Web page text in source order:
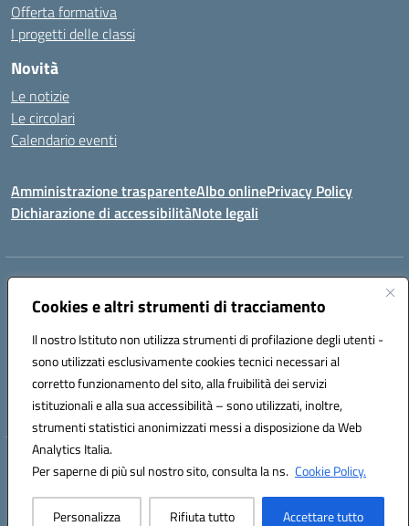
Cookies e altri strumenti di tracciamento
Il nostro Istituto non utilizza strumenti di profilazione degli utenti -
sono utilizzati esclusivamente cookies tecnici necessari al
corretto funzionamento del sito, alla fruibilità dei servizi
istituzionali e alla sua accessibilità – sono utilizzati, inoltre,
strumenti statistici anonimizzati messi a disposizione da Web
Analytics Italia.
Per saperne di più sul nostro sito, consulta la ns. Cookie Policy.
Personalizza Rifiuta tutto Accettare tutto
Offerta formativa
I progetti delle classi
Novità
Le notizie
Le circolari
Calendario eventi
Amministrazione trasparenteAlbo onlinePrivacy Policy
Dichiarazione di accessibilitàNote legali
Indirizzo:
Centralino:0923993485 Email:tpic84500v@istruzione.it
Codice fiscale: 91039050819
Codice meccanografico:
tpic84500v
Codice unico di fatturazione (CUF): JZDXRK
Hosting & Powered by 3D Solution S.r.l.
Concept & Design by Designers Italia